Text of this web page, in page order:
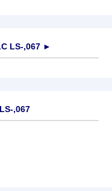
LS-,067 ►
,067